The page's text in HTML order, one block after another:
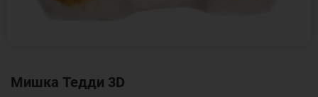
Мишка Тедди 3D